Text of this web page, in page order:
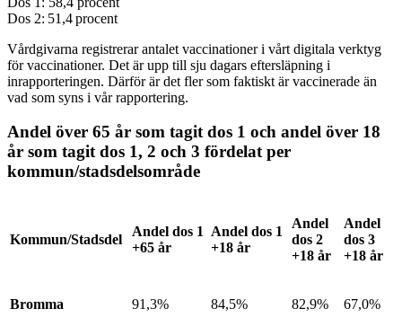
Dos 2: 51,4 procent
Vårdgivarna registrerar antalet vaccinationer i vårt digitala verktyg
för vaccinationer. Det är upp till sju dagars eftersläpning i
inrapporteringen. Därför är det fler som faktiskt är vaccinerade än
vad som syns i vår rapportering.
Andel över 65 år som tagit dos 1 och andel över 18
år som tagit dos 1, 2 och 3 fördelat per
kommun/stadsdelsområde
Kommun/Stadsdel
Andel dos 1
+65 år
Andel dos 1
+18 år
Andel
dos 2
+18 år
Andel
dos 3
+18 år
Bromma 91,3% 84,5% 82,9% 67,0%